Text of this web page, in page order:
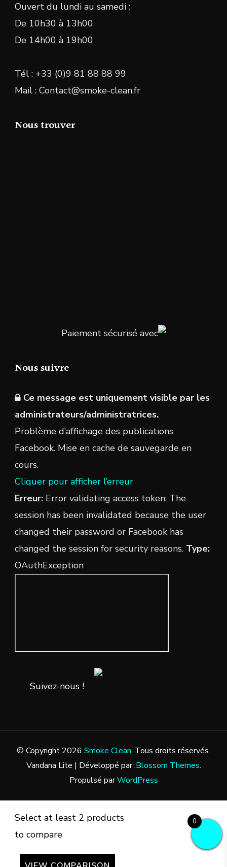
Ouvert du lundi au samedi :
De 10h30 à 13h00
De 14h00 à 19h00
Tél : +33 (0)9 81 88 88 99
Mail : Contact@smoke-clean.fr
Nous trouver
Paiement sécurisé avec
Nous suivre
Ce message est uniquement visible par les
administrateurs/administratrices.
Problème d’affichage des publications
Facebook. Mise en cache de sauvegarde en
cours.
Cliquer pour afficher l’erreur
Erreur: Error validating access token: The
session has been invalidated because the user
changed their password or Facebook has
changed the session for security reasons. Type:
OAuthException
Suivez-nous !
© Copyright 2026 Smoke Clean. Tous droits réservés.
Vandana Lite | Développé par :Blossom Themes.
Propulsé parWordPress
0
Select at least 2 products
to compare